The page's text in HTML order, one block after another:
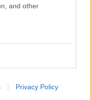
and other
Privacy Policy
στην